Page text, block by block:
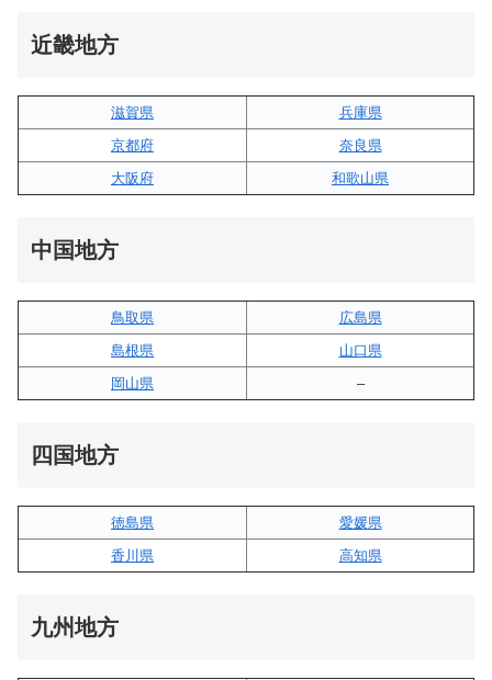
近畿地方
滋賀県
兵庫県
京都府
奈良県
大阪府
和歌山県
中国地方
鳥取県
広島県
島根県
山口県
岡山県
–
四国地方
徳島県
愛媛県
香川県
高知県
九州地方